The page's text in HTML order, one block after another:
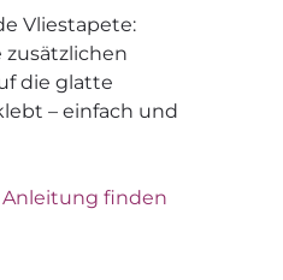
Vliestapete:
zusätzlichen
die glatte
– einfach und
finden